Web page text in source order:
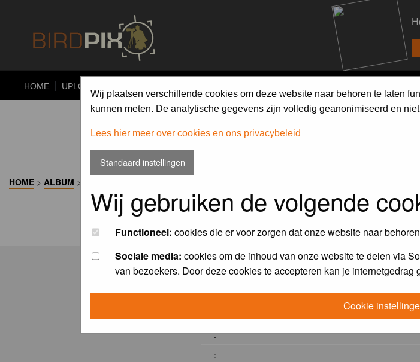
HOME UPLOAD
Wij plaatsen verschillende cookies om deze website naar behoren te laten
kunnen meten. De analytische gegevens zijn volledig geanonimiseerd en
Lees hier meer over cookies en ons privacybeleid
Standaard instellingen
Wij gebruiken de volgende
Functioneel: cookies die er voor zorgen dat onze website naar
Sociale media: cookies om de inhoud van onze website te delen via
van bezoekers. Door deze cookies te accepteren kan je
Cookie
HOME > ALBUM >
:
:
: